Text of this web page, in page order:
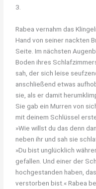
3.
Rabea vernahm das
Hand von seiner nackten
Seite. Im nächsten
Boden ihres
sah, der sich leise
anschließend etwas
sie, als er damit
Sie gab ein Murren von
mit deinem Schlüssel
»Wie willst du das denn
neben ihr und sah sie
»Du bist unglücklich
gefallen. Und einer der
hochgestanden haben,
verstorben bist.« Rabea